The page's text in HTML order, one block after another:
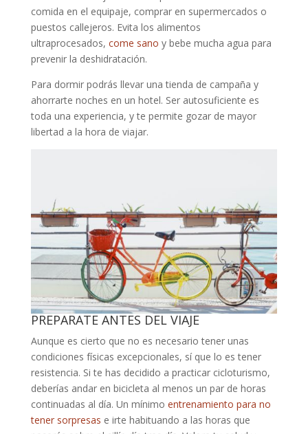
comida en el equipaje, comprar en supermercados o
puestos callejeros. Evita los alimentos
ultraprocesados, come sano y bebe mucha agua para
prevenir la deshidratación.
Para dormir podrás llevar una tienda de campaña y
ahorrarte noches en un hotel. Ser autosuficiente es
toda una experiencia, y te permite gozar de mayor
libertad a la hora de viajar.
PREPARATE ANTES DEL VIAJE
Aunque es cierto que no es necesario tener unas
condiciones físicas excepcionales, sí que lo es tener
resistencia. Si te has decidido a practicar cicloturismo,
deberías andar en bicicleta al menos un par de horas
continuadas al día. Un mínimo entrenamiento para no
tener sorpresas e irte habituando a las horas que